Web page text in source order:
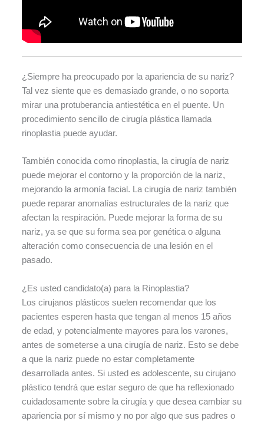
¿Siempre ha preocupado por la apariencia de su nariz?
Tal vez siente que es demasiado grande, o no soporta
mirar una protuberancia antiestética en el puente. Un
procedimiento sencillo de cirugía plástica llamada
rinoplastia puede ayudar.
También conocida como rinoplastia, la cirugía de nariz
puede mejorar el contorno y la proporción de la nariz,
mejorando la armonía facial. La cirugía de nariz también
puede reparar anomalías estructurales de la nariz que
afectan la respiración. Puede mejorar la forma de su
nariz, ya se que su forma sea por genética o alguna
alteración como consecuencia de una lesión en el
pasado.
¿Es usted candidato(a) para la Rinoplastia?
Los cirujanos plásticos suelen recomendar que los
pacientes esperen hasta que tengan al menos 15 años
de edad, y potencialmente mayores para los varones,
antes de someterse a una cirugía de nariz. Esto se debe
a que la nariz puede no estar completamente
desarrollada antes. Si usted es adolescente, su cirujano
plástico tendrá que estar seguro de que ha reflexionado
cuidadosamente sobre la cirugía y que desea cambiar su
apariencia por sí mismo y no por algo que sus padres o